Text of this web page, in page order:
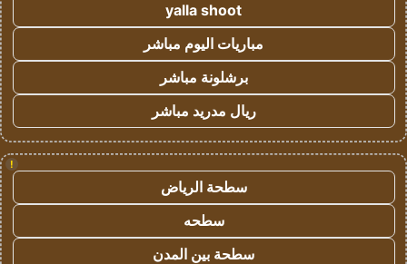
yalla shoot
مباريات اليوم مباشر
برشلونة مباشر
ريال مدريد مباشر
!
سطحة الرياض
سطحه
سطحة بين المدن